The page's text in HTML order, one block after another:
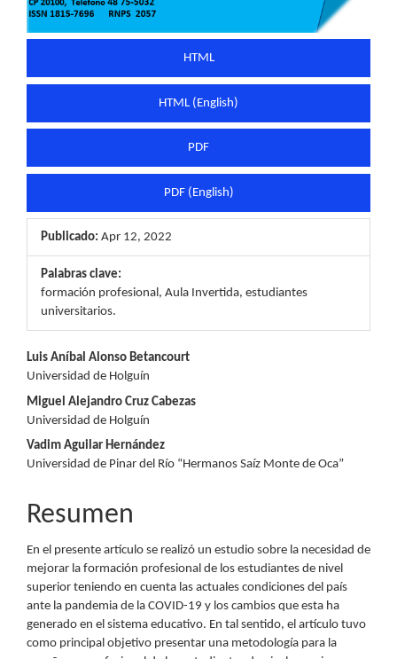
HTML
HTML (English)
PDF
PDF (English)
Publicado: Apr 12, 2022
Palabras clave:
formación profesional, Aula Invertida, estudiantes
universitarios.
Contenido
principal
del
artículo
Luis Aníbal Alonso Betancourt
Universidad de Holguín
Miguel Alejandro Cruz Cabezas
Universidad de Holguín
Vadim Aguilar Hernández
Universidad de Pinar del Río “Hermanos Saíz Monte de Oca”
Resumen
En el presente artículo se realizó un estudio sobre la necesidad de
mejorar la formación profesional de los estudiantes de nivel
superior teniendo en cuenta las actuales condiciones del país
ante la pandemia de la COVID-19 y los cambios que esta ha
generado en el sistema educativo. En tal sentido, el artículo tuvo
como principal objetivo presentar una metodología para la